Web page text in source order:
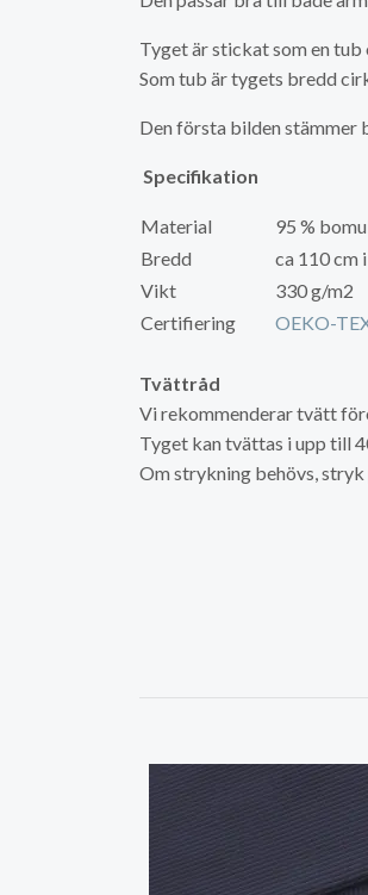
Tyget är stickat som en
Som tub är tygets bredd
Den första bilden stämmer
Specifikation
Material
95 %
Bredd
ca 110 cm
Vikt
330 g/m2
Certifiering
OEKO-
Tvättråd
Vi rekommenderar tvätt
Tyget kan tvättas i upp till
Om strykning behövs,